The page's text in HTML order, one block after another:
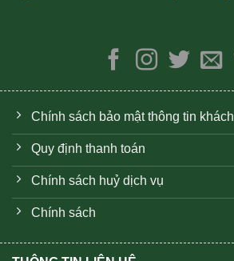
Chính sách bảo mật thông tin khách
Quy định thanh toán
Chính sách huỷ dịch vụ
Chính sách